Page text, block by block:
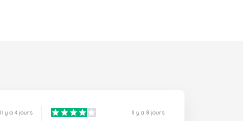
Il y a 4 jours Il y a 8 jours